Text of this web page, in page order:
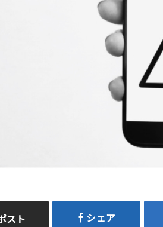
スト シェア